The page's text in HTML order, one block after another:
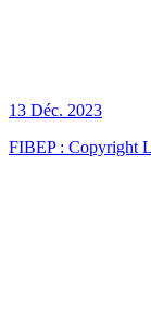
13 Déc. 2023
FIBEP : Copyright